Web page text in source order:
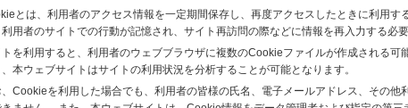
とは、利用者のアクセス情報を一定期間保存し、再度アクセスしたときに利用す
利用者のサイトでの行動が記憶され、サイト再訪問の際などに情報を再入力する必要
を利用すると、利用者のウェブブラウザに複数のCookieファイルが作成される
、本ウェブサイトはサイトの利用状況を分析することが可能となります。
Cookieを利用した場合でも、利用者の皆様の氏名、電子メールアドレス、その他